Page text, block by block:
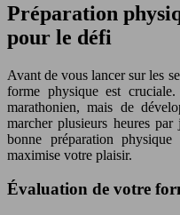
Préparation
pour le défi
Avant de vous lancer sur les
forme physique est
marathonien, mais de
marcher plusieurs heures
bonne préparation
maximise votre plaisir.
Évaluation de votre